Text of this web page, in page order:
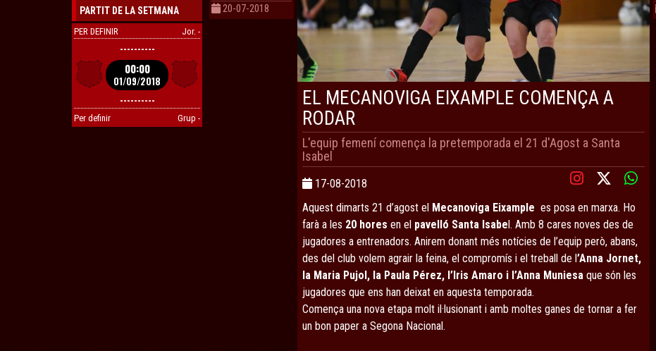
PARTIT DE LA SETMANA
PER DEFINIR Jor. -
----------
00:00
01/09/2018
----------
Per definir Grup -
20-07-2018
EL MECANOVIGA EIXAMPLE COMENÇA A
RODAR
L'equip femení comença la pretemporada el 21 d'Agost a Santa
Isabel
17-08-2018
Aquest dimarts 21 d’agost el Mecanoviga Eixample es posa en marxa. Ho
farà a les 20 hores en el pavelló Santa Isabel. Amb 8 cares noves des de
jugadores a entrenadors. Anirem donant més notícies de l’equip però, abans,
des del club volem agrair la feina, el compromís i el treball de l’Anna Jornet,
la Maria Pujol, la Paula Pérez, l’Iris Amaro i l’Anna Muniesa que són les
jugadores que ens han deixat en aquesta temporada.
Comença una nova etapa molt il·lusionant i amb moltes ganes de tornar a fer
un bon paper a Segona Nacional.